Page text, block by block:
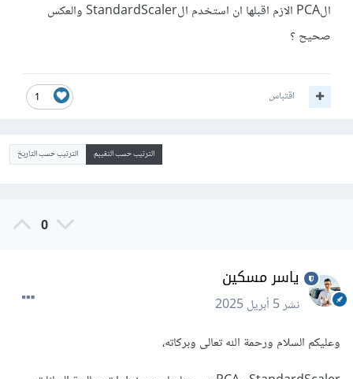
الPCA الازم اقبلها ان استخدم الStandardScaler والعكس
صحيح ؟
1 اقتباس
الترتيب حسب التقييم الترتيب حسب التاريخ
0
ياسر مسكين
نشر5 أبريل 2025
وعليكم السلام ورحمة الله تعالى وبركاته،